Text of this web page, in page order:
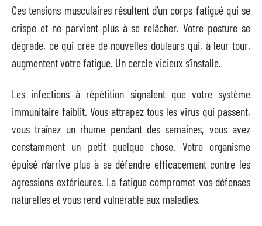
Ces tensions musculaires résultent d’un corps fatigué qui se
crispe et ne parvient plus à se relâcher. Votre posture se
dégrade, ce qui crée de nouvelles douleurs qui, à leur tour,
augmentent votre fatigue. Un cercle vicieux s’installe.
Les infections à répétition signalent que votre système
immunitaire faiblit. Vous attrapez tous les virus qui passent,
vous traînez un rhume pendant des semaines, vous avez
constamment un petit quelque chose. Votre organisme
épuisé n’arrive plus à se défendre efficacement contre les
agressions extérieures. La fatigue compromet vos défenses
naturelles et vous rend vulnérable aux maladies.